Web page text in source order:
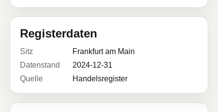
Registerdaten
Sitz
Frankfurt am Main
Datenstand
2024-12-31
Quelle
Handelsregister